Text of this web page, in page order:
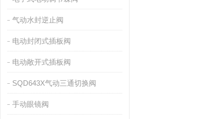
气动水封逆止阀
电动封闭式插板阀
电动敞开式插板阀
SQD643X气动三通切换阀
手动眼镜阀